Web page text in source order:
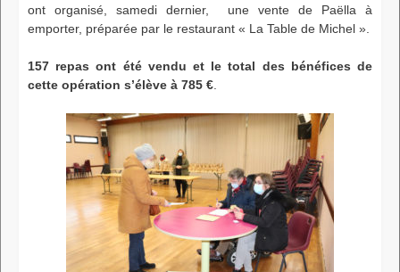
ont organisé, samedi dernier, une vente de Paëlla à
emporter, préparée par le restaurant « La Table de Michel ».
157 repas ont été vendu et le total des bénéfices de
cette opération s’élève à 785 €.